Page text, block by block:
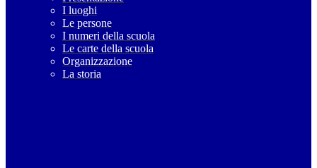
I luoghi
Le persone
I numeri della scuola
Le carte della scuola
Organizzazione
La storia